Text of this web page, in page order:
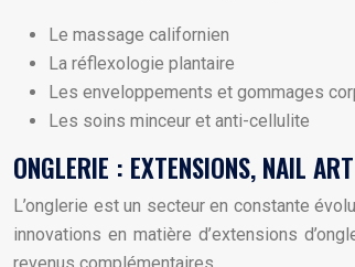
Le massage californien
La réflexologie plantaire
Les enveloppements et gommages
Les soins minceur et anti-cellulite
ONGLERIE : EXTENSIONS, NAIL
L’onglerie est un secteur en constante
innovations en matière d’extensions
revenus complémentaires.